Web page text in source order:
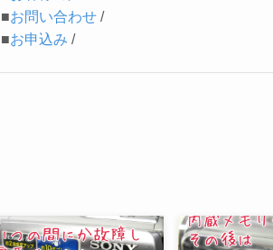
■お問い合わせ /
■お申込み /